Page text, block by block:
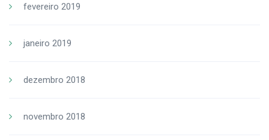
fevereiro 2019
janeiro 2019
dezembro 2018
novembro 2018